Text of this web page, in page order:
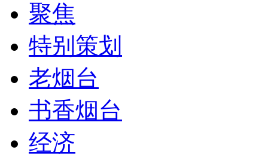
聚焦
特别策划
老烟台
书香烟台
经济